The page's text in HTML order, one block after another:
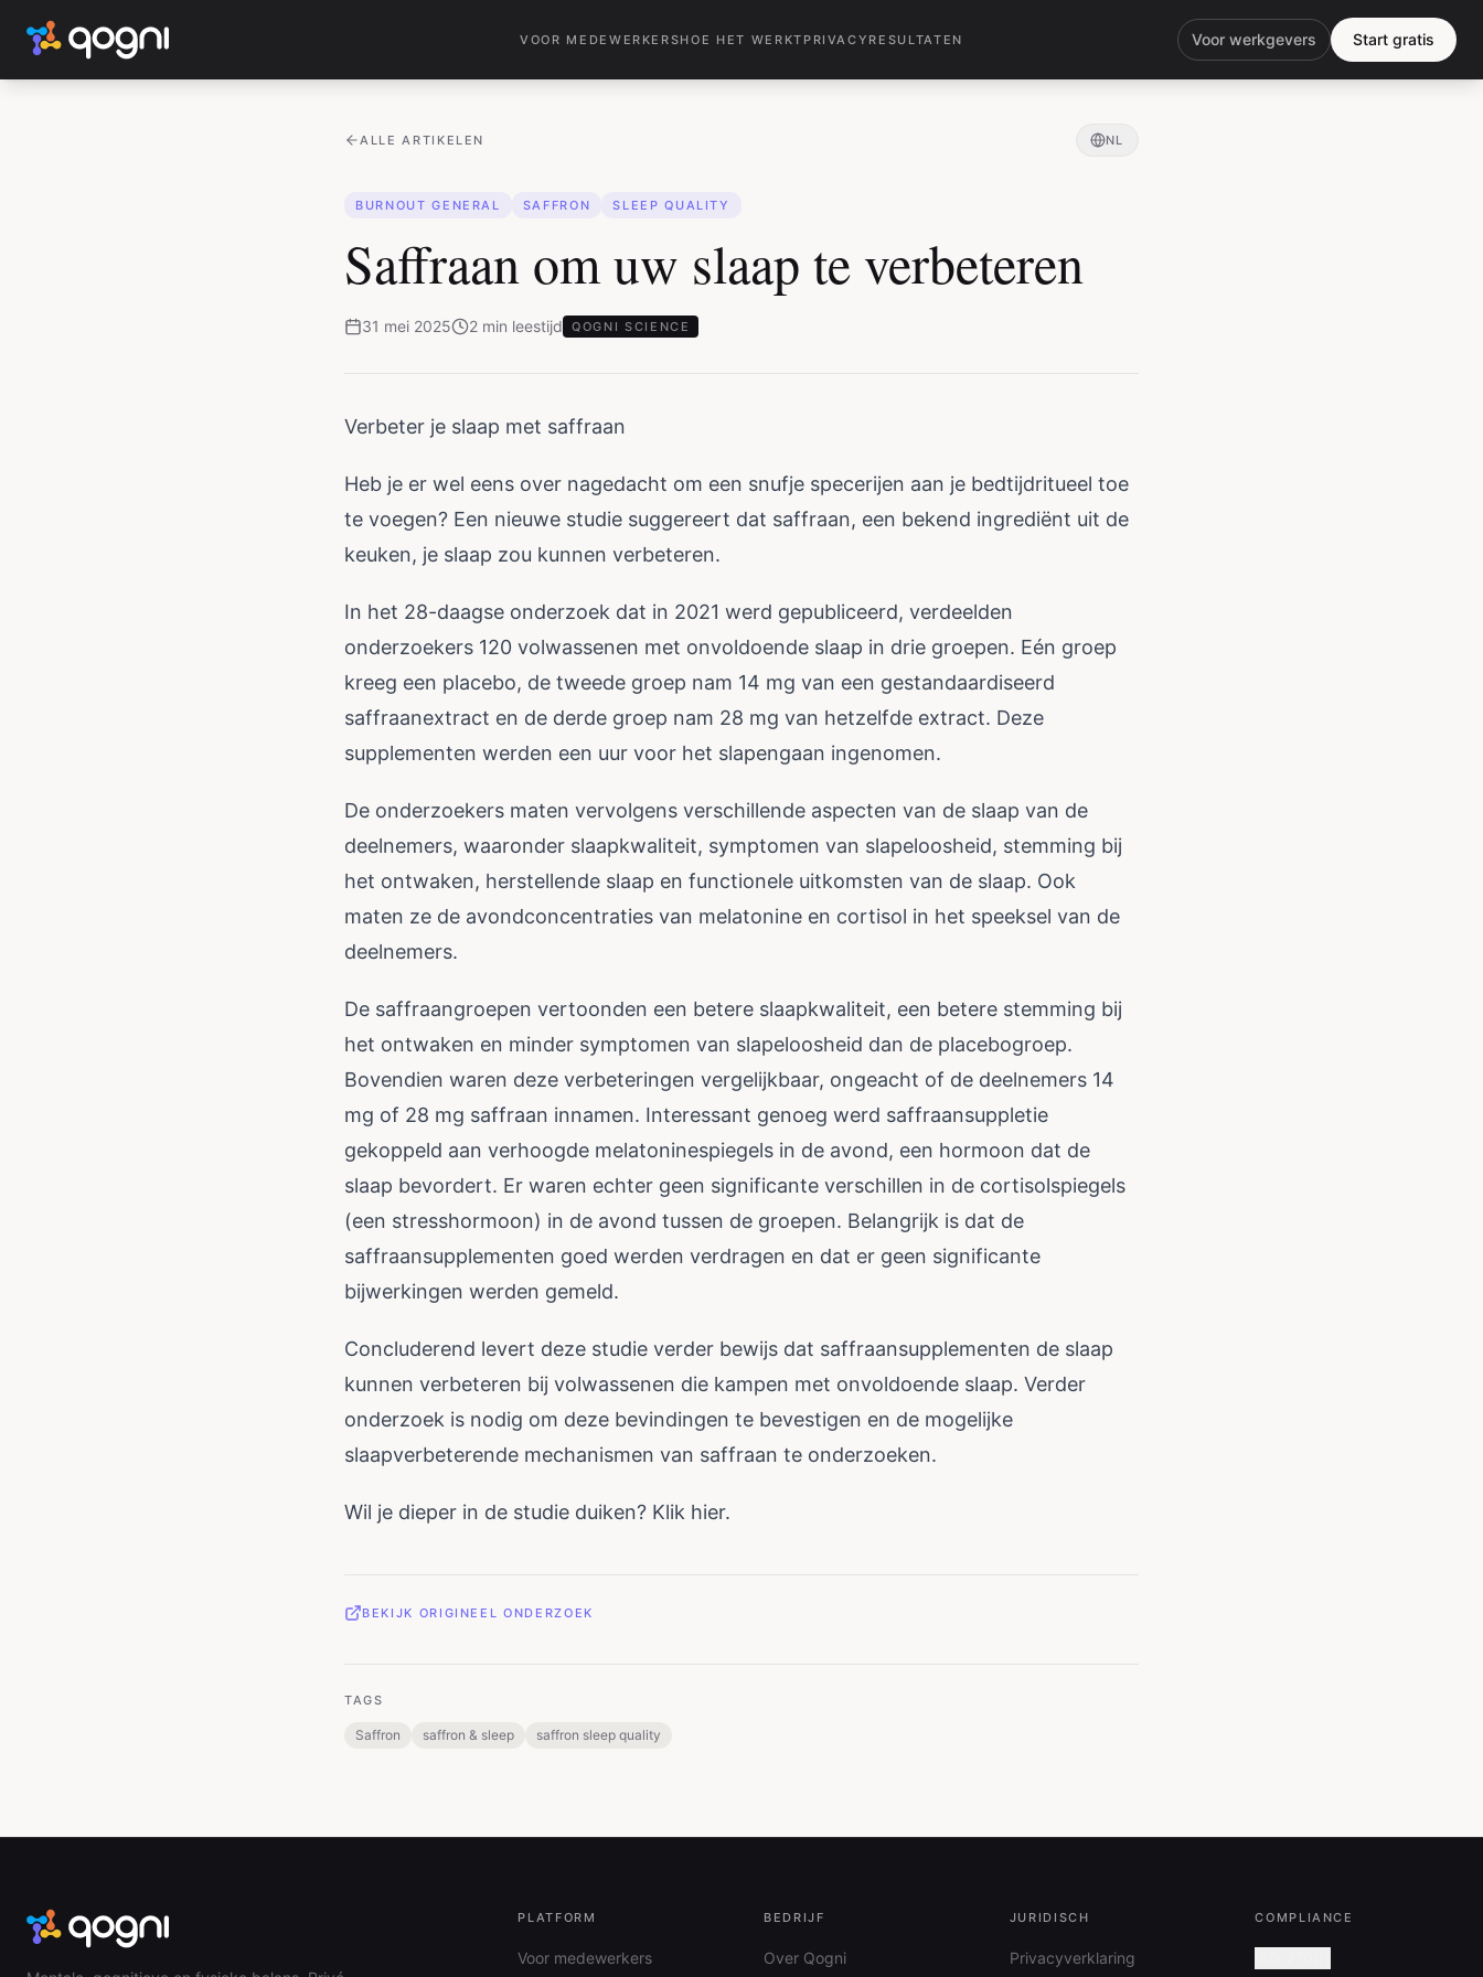
VOOR MEDEWERKERSHOE HET WERKT PRIVACY RESULTATEN Voor werkgevers Start gratis
ALLE ARTIKELEN NL
BURNOUT GENERAL SAFFRON SLEEP QUALITY
Saffraan om uw slaap te verbeteren
31 mei 2025 2 min leestijd QOGNI SCIENCE
Verbeter je slaap met saffraan
Heb je er wel eens over nagedacht om een snufje specerijen aan je bedtijdritueel toe
te voegen? Een nieuwe studie suggereert dat saffraan, een bekend ingrediënt uit de
keuken, je slaap zou kunnen verbeteren.
In het 28-daagse onderzoek dat in 2021 werd gepubliceerd, verdeelden
onderzoekers 120 volwassenen met onvoldoende slaap in drie groepen. Eén groep
kreeg een placebo, de tweede groep nam 14 mg van een gestandaardiseerd
saffraanextract en de derde groep nam 28 mg van hetzelfde extract. Deze
supplementen werden een uur voor het slapengaan ingenomen.
De onderzoekers maten vervolgens verschillende aspecten van de slaap van de
deelnemers, waaronder slaapkwaliteit, symptomen van slapeloosheid, stemming bij
het ontwaken, herstellende slaap en functionele uitkomsten van de slaap. Ook
maten ze de avondconcentraties van melatonine en cortisol in het speeksel van de
deelnemers.
De saffraangroepen vertoonden een betere slaapkwaliteit, een betere stemming bij
het ontwaken en minder symptomen van slapeloosheid dan de placebogroep.
Bovendien waren deze verbeteringen vergelijkbaar, ongeacht of de deelnemers 14
mg of 28 mg saffraan innamen. Interessant genoeg werd saffraansuppletie
gekoppeld aan verhoogde melatoninespiegels in de avond, een hormoon dat de
slaap bevordert. Er waren echter geen significante verschillen in de cortisolspiegels
(een stresshormoon) in de avond tussen de groepen. Belangrijk is dat de
saffraansupplementen goed werden verdragen en dat er geen significante
bijwerkingen werden gemeld.
Concluderend levert deze studie verder bewijs dat saffraansupplementen de slaap
kunnen verbeteren bij volwassenen die kampen met onvoldoende slaap. Verder
onderzoek is nodig om deze bevindingen te bevestigen en de mogelijke
slaapverbeterende mechanismen van saffraan te onderzoeken.
Wil je dieper in de studie duiken? Klik hier.
BEKIJK ORIGINEEL ONDERZOEK
TAGS
Saffron saffron & sleep saffron sleep quality
PLATFORM
Voor medewerkers
BEDRIJF
Over Qogni
JURIDISCH
Privacyverklaring
COMPLIANCE